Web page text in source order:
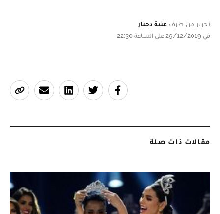
تحرير من طرف غنية دجبار
في 29/12/2019 على الساعة 22:30
مقالات ذات صلة